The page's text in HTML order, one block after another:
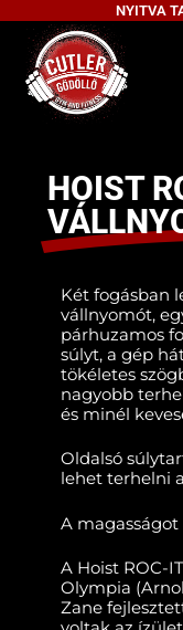
NYITVA
HOIST
Két fogásban
vállnyomót,
párhuzamos
súlyt, a gép
tökéletes
nagyobb
és minél
Oldalsó
lehet terhelni
A
A Hoist ROC-
Olympia
Zane